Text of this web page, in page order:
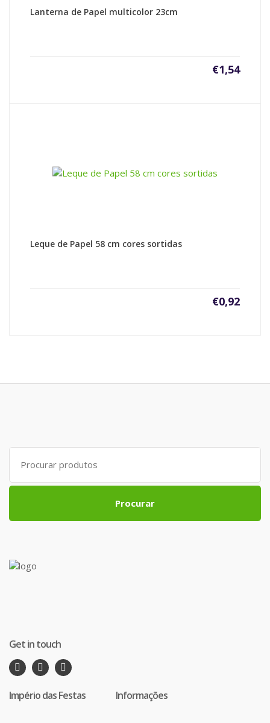
Lanterna de Papel multicolor 23cm
€1,54
Leque de Papel 58 cm cores sortidas
€0,92
Search
for:
Procurar
Get in touch
Império das Festas Informações